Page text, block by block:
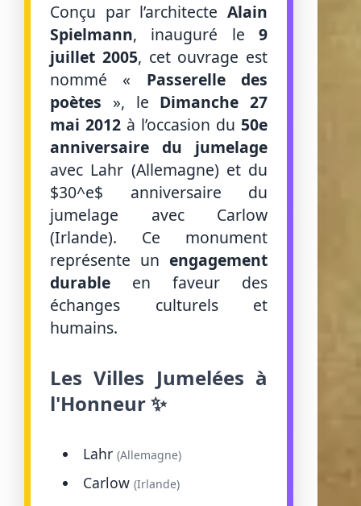
Conçu par l’architecteAlain
Spielmann, inauguré le9
juillet 2005, cet ouvrage est
nommé « Passerelle des
poètes », le Dimanche 27
mai 2012 à l’occasion du 50e
anniversaire du jumelage
avec Lahr (Allemagne) et du
$30^e$ anniversaire du
jumelage avec Carlow
(Irlande). Ce monument
représente un engagement
durable en faveur des
échanges culturels et
humains.
Les Villes Jumelées à
l'Honneur ✨
Lahr (Allemagne)
Carlow (Irlande)